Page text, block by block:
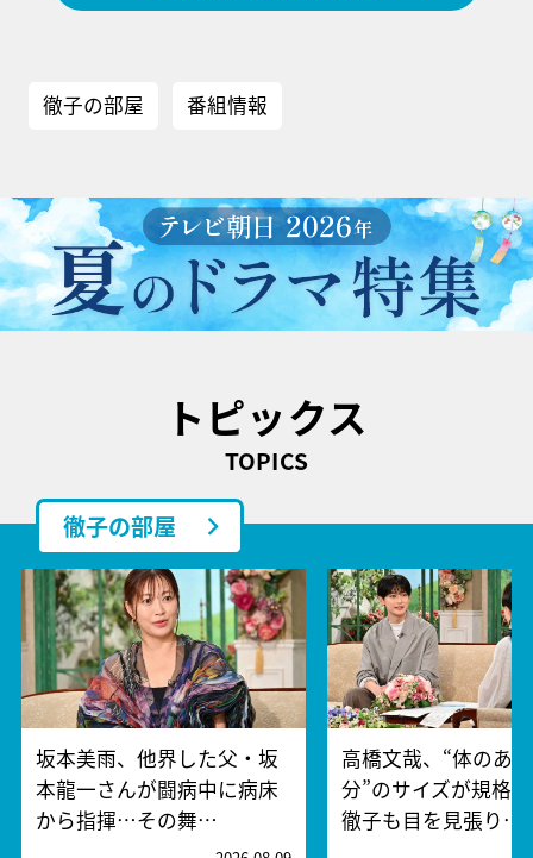
徹子の部屋 番組情報
トピックス
TOPICS
徹子の部屋
坂本美雨、他界した父・坂
本龍一さんが闘病中に病床
から指揮…その舞…
高橋文哉、“体のあ
分”のサイズが規格
徹子も目を見張り…